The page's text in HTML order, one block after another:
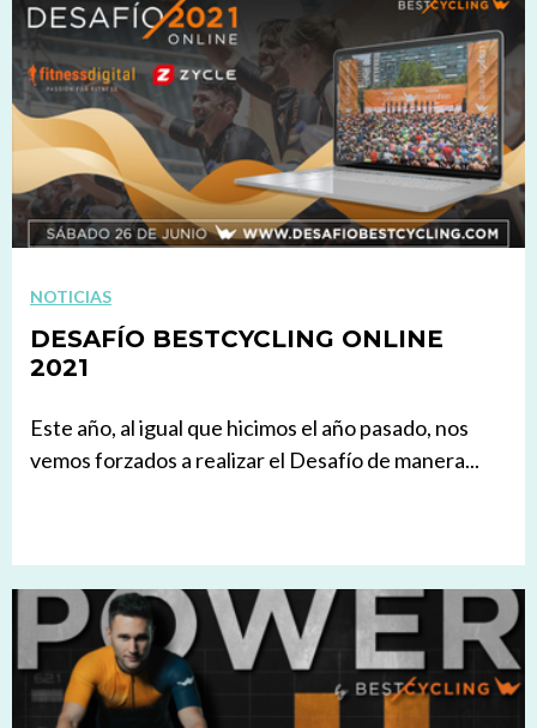
NOTICIAS
DESAFÍO BESTCYCLING ONLINE
2021
Este año, al igual que hicimos el año pasado, nos
vemos forzados a realizar el Desafío de manera...